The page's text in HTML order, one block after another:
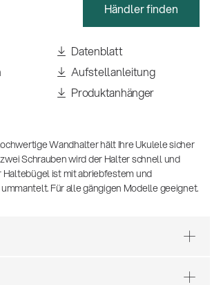
Händler finden
Datenblatt
Aufstellanleitung
Produktanhänger
Wandhalter hält Ihre Ukulele sicher
Schrauben wird der Halter schnell und
Haltebügel ist mit abriebfestem und
Für alle gängigen Modelle geeignet.